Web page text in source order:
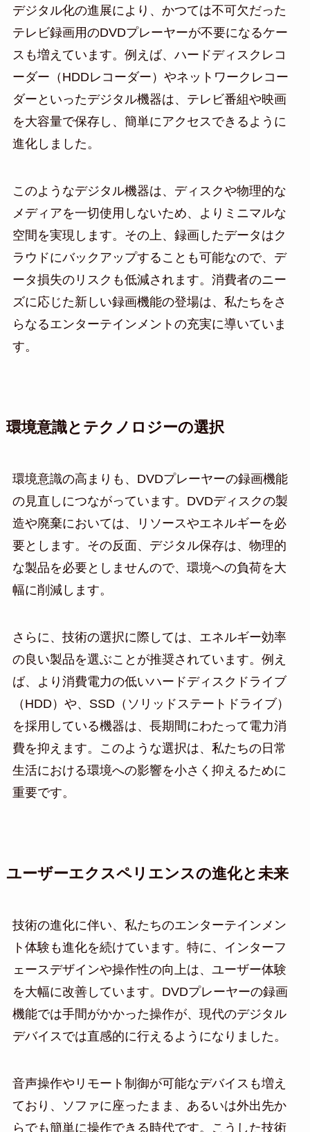
デジタル化の進展により、かつては不可欠だった
テレビ録画用のDVDプレーヤーが不要になるケー
スも増えています。例えば、ハードディスクレコ
ーダー（HDDレコーダー）やネットワークレコー
ダーといったデジタル機器は、テレビ番組や映画
を大容量で保存し、簡単にアクセスできるように
進化しました。
このようなデジタル機器は、ディスクや物理的な
メディアを一切使用しないため、よりミニマルな
空間を実現します。その上、録画したデータはク
ラウドにバックアップすることも可能なので、デ
ータ損失のリスクも低減されます。消費者のニー
ズに応じた新しい録画機能の登場は、私たちをさ
らなるエンターテインメントの充実に導いていま
す。
環境意識とテクノロジーの選択
環境意識の高まりも、DVDプレーヤーの録画機能
の見直しにつながっています。DVDディスクの製
造や廃棄においては、リソースやエネルギーを必
要とします。その反面、デジタル保存は、物理的
な製品を必要としませんので、環境への負荷を大
幅に削減します。
さらに、技術の選択に際しては、エネルギー効率
の良い製品を選ぶことが推奨されています。例え
ば、より消費電力の低いハードディスクドライブ
（HDD）や、SSD（ソリッドステートドライブ）
を採用している機器は、長期間にわたって電力消
費を抑えます。このような選択は、私たちの日常
生活における環境への影響を小さく抑えるために
重要です。
ユーザーエクスペリエンスの進化と未来
技術の進化に伴い、私たちのエンターテインメン
ト体験も進化を続けています。特に、インターフ
ェースデザインや操作性の向上は、ユーザー体験
を大幅に改善しています。DVDプレーヤーの録画
機能では手間がかかった操作が、現代のデジタル
デバイスでは直感的に行えるようになりました。
音声操作やリモート制御が可能なデバイスも増え
ており、ソファに座ったまま、あるいは外出先か
らでも簡単に操作できる時代です。こうした技術